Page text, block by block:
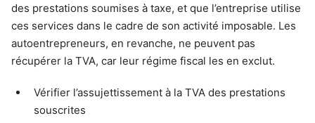
des prestations soumises à taxe, et que l’entreprise utilise
ces services dans le cadre de son activité imposable. Les
autoentrepreneurs, en revanche, ne peuvent pas
récupérer la TVA, car leur régime fiscal les en exclut.
Vérifier l’assujettissement à la TVA des prestations
souscrites